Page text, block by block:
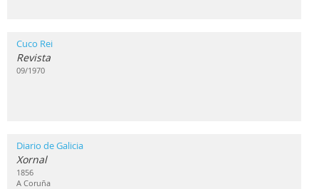
Cuco Rei
Revista
09/1970
Diario de Galicia
Xornal
1856
A Coruña